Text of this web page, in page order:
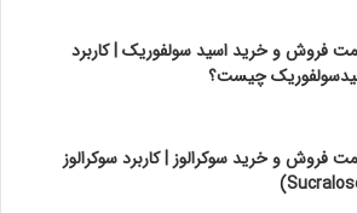
فروش و خرید اسید سولفوریک | کاربرد
چیست؟
فروش و خرید سوکرالوز | کاربرد سوکرالوز